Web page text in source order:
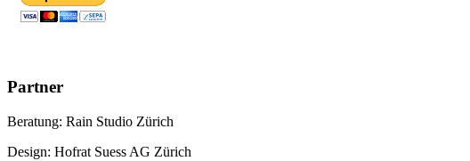
Partner
Beratung: Rain Studio Zürich
Design: Hofrat Suess AG Zürich